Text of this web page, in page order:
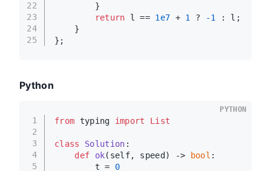
22
23
24
25
        }
return l == 1e7 + 1 ? -1
: l;
    }
};
Python
1
2
3
4
5
from typing import List
class Solution :
def
ok( self, speed) -> bool :
        t =
0
PYTHON